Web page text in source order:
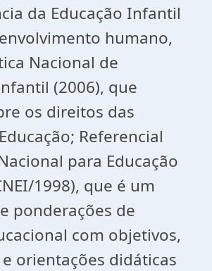
da Educação Infantil
humano,
Nacional de
(2006), que
os direitos das
Referencial
para Educação
1998), que é um
ponderações de
com objetivos,
orientações didáticas